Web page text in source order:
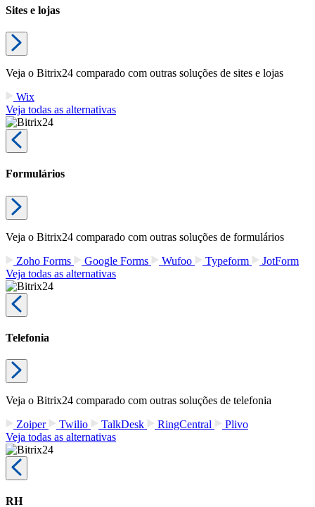
Sites e lojas
Veja o Bitrix24 comparado com outras soluções de sites e lojas
Wix
Veja todas as alternativas
Formulários
Veja o Bitrix24 comparado com outras soluções de formulários
Zoho Forms
Google Forms Wufoo Typeform
JotForm
Veja todas as alternativas
Telefonia
Veja o Bitrix24 comparado com outras soluções de telefonia
Zoiper
Twilio TalkDesk RingCentral
Plivo
Veja todas as alternativas
RH